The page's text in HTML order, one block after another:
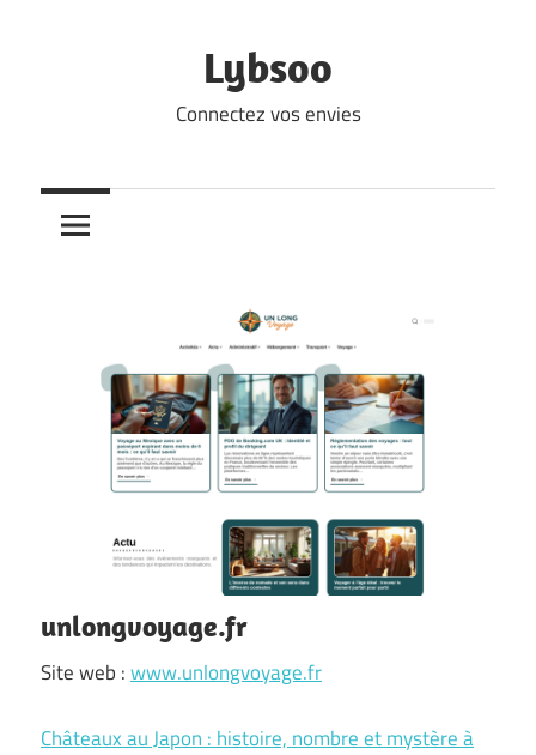
Lybsoo
Connectez vos envies
unlongvoyage.fr
Site web :www.unlongvoyage.fr
Châteaux au Japon : histoire, nombre et mystère à